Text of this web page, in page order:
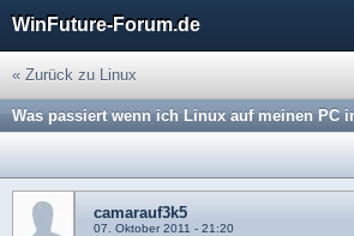
WinFuture-Forum.de
« Zurück zu Linux
Was passiert wenn ich Linux auf meinen PC
camarauf3k5
07. Oktober 2011 - 21:20